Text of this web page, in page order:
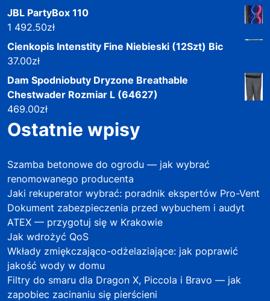
JBL PartyBox 110
1 492.50zł
Cienkopis Intenstity Fine Niebieski (12Szt) Bic
37.00zł
Dam Spodniobuty Dryzone Breathable
Chestwader Rozmiar L (64627)
469.00zł
Ostatnie wpisy
Szamba betonowe do ogrodu — jak wybrać
renomowanego producenta
Jaki rekuperator wybrać: poradnik ekspertów Pro-Vent
Dokument zabezpieczenia przed wybuchem i audyt
ATEX — przygotuj się w Krakowie
Jak wdrożyć QoS
Wkłady zmiękczająco-odżelaziające: jak poprawić
jakość wody w domu
Filtry do smaru dla Dragon X, Piccola i Bravo — jak
zapobiec zacinaniu się pierścieni